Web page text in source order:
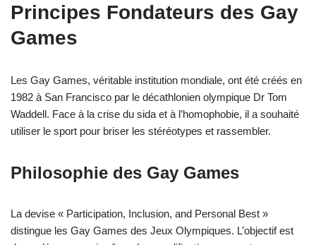
Principes Fondateurs des Gay
Games
Les Gay Games, véritable institution mondiale, ont été créés en
1982 à San Francisco par le décathlonien olympique Dr Tom
Waddell. Face à la crise du sida et à l’homophobie, il a souhaité
utiliser le sport pour briser les stéréotypes et rassembler.
Philosophie des Gay Games
La devise « Participation, Inclusion, and Personal Best »
distingue les Gay Games des Jeux Olympiques. L’objectif est